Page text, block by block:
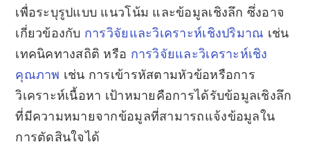
เพื่อระบุรูปแบบ แนวโน้ม และข้อมูลเชิงลึก ซึ่งอาจ
เกี่ยวข้องกับ การวิจัยและวิเคราะห์เชิงปริมาณ เช่น
เทคนิคทางสถิติ หรือ การวิจัยและวิเคราะห์เชิง
คุณภาพ เช่น การเข้ารหัสตามหัวข้อหรือการ
วิเคราะห์เนื้อหา เป้าหมายคือการได้รับข้อมูลเชิงลึก
ที่มีความหมายจากข้อมูลที่สามารถแจ้งข้อมูลใน
การตัดสินใจได้